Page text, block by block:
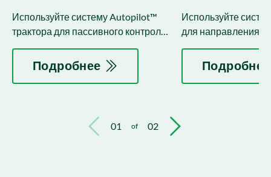
Используйте систему Autopilot™
трактора для пассивного контроля
орудия.Подробнее
Используйте
для направления и
трактора.Подробнее
01 of 02